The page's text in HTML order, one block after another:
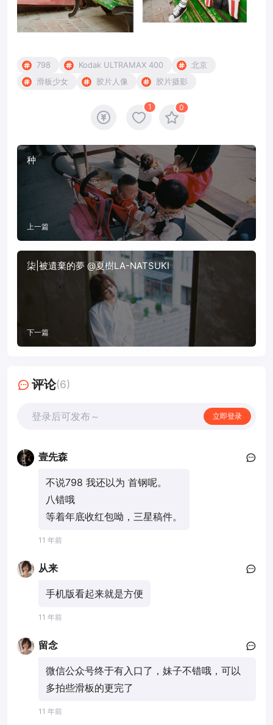
798 Kodak ULTRAMAX 400
北京
滑板少女
胶片人像 胶片摄影
1 0
种
上一篇
柒|被遺棄的夢 @夏樹LA-NATSUKI
下一篇
评论(6)
登录后可发布～ 立即登录
壹先森
不说798 我还以为 首钢呢。
八错哦
等着年底收红包呦，三星稿件。
11 年前
从来
手机版看起来就是方便
11 年前
留念
微信公众号终于有入口了，妹子不错哦，可以
多拍些滑板的更完了
11 年前